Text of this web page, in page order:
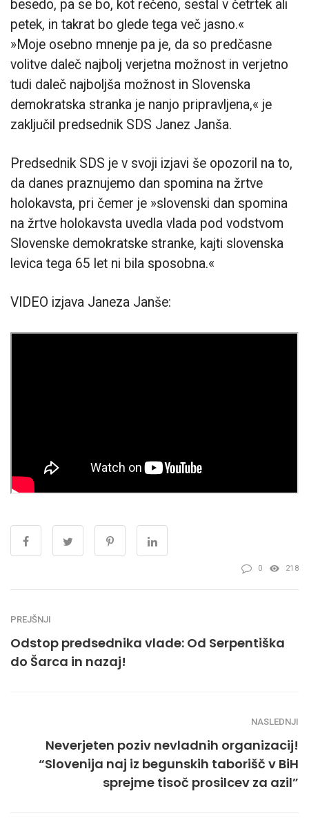
besedo, pa se bo, kot rečeno, sestal v četrtek ali
petek, in takrat bo glede tega več jasno.«
»Moje osebno mnenje pa je, da so predčasne
volitve daleč najbolj verjetna možnost in verjetno
tudi daleč najboljša možnost in Slovenska
demokratska stranka je nanjo pripravljena,« je
zaključil predsednik SDS Janez Janša.
Predsednik SDS je v svoji izjavi še opozoril na to,
da danes praznujemo dan spomina na žrtve
holokavsta, pri čemer je »slovenski dan spomina
na žrtve holokavsta uvedla vlada pod vodstvom
Slovenske demokratske stranke, kajti slovenska
levica tega 65 let ni bila sposobna.«
VIDEO izjava Janeza Janše:
0 218
PREJŠNJI
Odstop predsednika vlade: Od Serpentiška
do Šarca in nazaj!
NASLEDNJI
Neverjeten poziv nevladnih organizacij!
“Slovenija naj iz begunskih taborišč v BiH
sprejme tisoč prosilcev za azil”